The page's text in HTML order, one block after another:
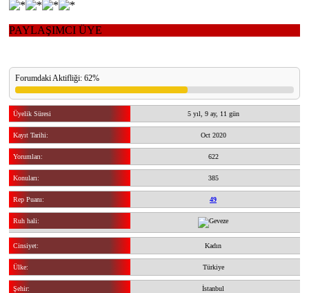
PAYLAŞIMCI ÜYE
Forumdaki Aktifliği: 62%
Üyelik Süresi 5 yıl, 9 ay, 11 gün
Kayıt Tarihi: Oct 2020
Yorumları: 622
Konuları: 385
Rep Puanı: 49
Ruh hali:
Cinsiyet: Kadın
Ülke: Türkiye
Şehir: İstanbul